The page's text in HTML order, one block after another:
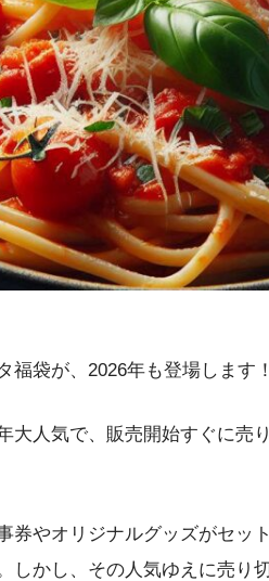
福袋が、2026年も登場します！
大人気で、販売開始すぐに売
券やオリジナルグッズがセッ
しかし、その人気ゆえに売り